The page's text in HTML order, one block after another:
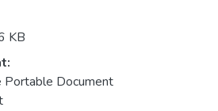
KB
Portable Document